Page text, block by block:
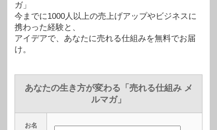
ガ」
今までに1000人以上の売上げアップやビジネスに
携わった経験と、
アイデアで、あなたに売れる仕組みを無料でお届
け。
あなたの生き方が変わる「売れる仕組み メ
ルマガ」
お名